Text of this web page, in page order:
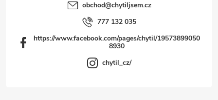
obchod@chytiljsem.cz
777 132 035
https://www.facebook.com/pages/chytil/19573899050
8930
chytil_cz/